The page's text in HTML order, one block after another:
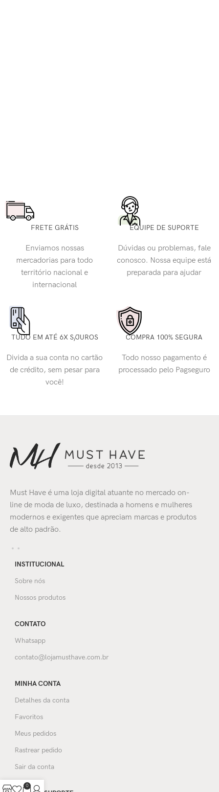
FRETE GRÁTIS
Enviamos nossas
mercadorias para todo
território nacional e
internacional
EQUIPE DE SUPORTE
Dúvidas ou problemas, fale
conosco. Nossa equipe está
preparada para ajudar
TUDO EM ATÉ 6X S/JUROS
Divida a sua conta no cartão
de crédito, sem pesar para
você!
COMPRA 100% SEGURA
Todo nosso pagamento é
processado pelo Pagseguro
Must Have é uma loja digital atuante no mercado on-
line de moda de luxo, destinada a homens e mulheres
modernos e exigentes que apreciam marcas e produtos
de alto padrão.
INSTITUCIONAL
Sobre nós
Nossos produtos
CONTATO
Whatsapp
contato@lojamusthave.com.br
MINHA CONTA
Detalhes da conta
Favoritos
Meus pedidos
Rastrear pedido
Sair da conta
0